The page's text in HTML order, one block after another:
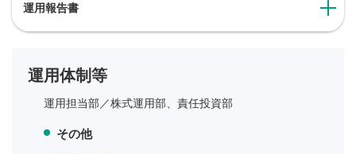
運用報告書
運用体制等
運用担当部／株式運用部、責任投資部
その他